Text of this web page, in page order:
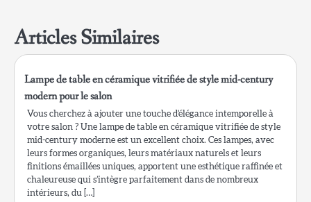
Articles Similaires
Lampe de table en céramique vitrifiée de style mid-century
modern pour le salon
Vous cherchez à ajouter une touche d’élégance intemporelle à
votre salon ? Une lampe de table en céramique vitrifiée de style
mid-century moderne est un excellent choix. Ces lampes, avec
leurs formes organiques, leurs matériaux naturels et leurs
finitions émaillées uniques, apportent une esthétique raffinée et
chaleureuse qui s’intègre parfaitement dans de nombreux
intérieurs, du […]